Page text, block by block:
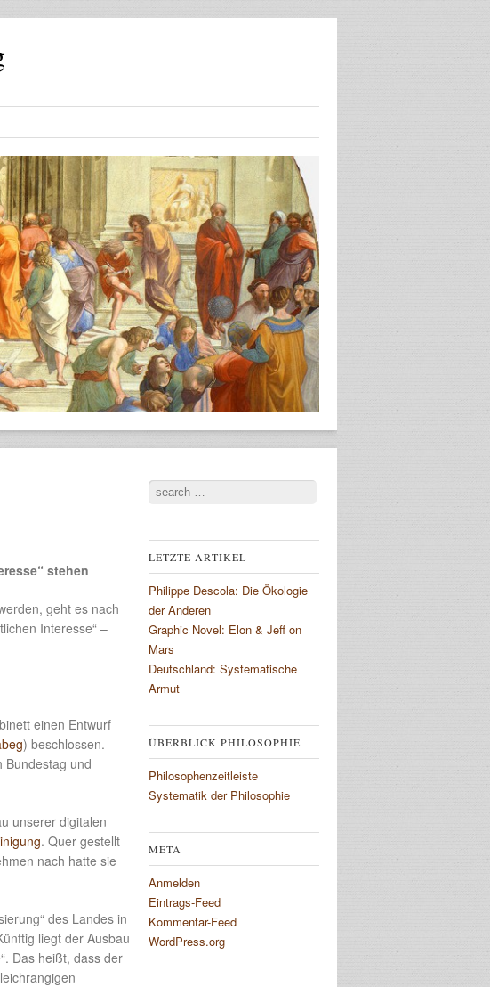
stehen
geht es nach
Interesse“ –
einen Entwurf
) beschlossen.
Bundestag und
unserer digitalen
. Quer gestellt
nach hatte sie
des Landes in
liegt der Ausbau
Das heißt, dass der
Search
LETZTE ARTIKEL
Philippe Descola: Die Ökologie
der Anderen
Graphic Novel: Elon & Jeff on
Mars
Deutschland: Systematische
Armut
ÜBERBLICK PHILOSOPHIE
Philosophenzeitleiste
Systematik der Philosophie
META
Anmelden
Eintrags-Feed
Kommentar-Feed
WordPress.org